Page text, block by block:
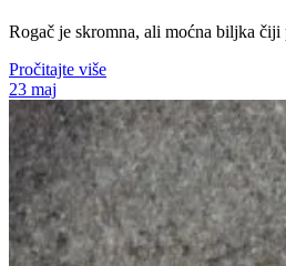
Rogač je skromna, ali moćna biljka
Pročitajte više
23 maj